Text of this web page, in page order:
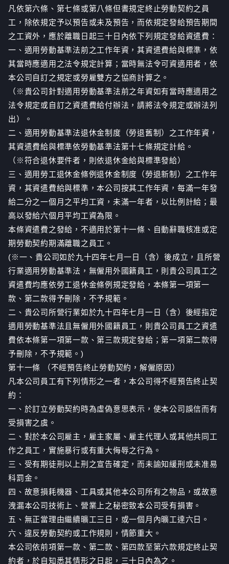
凡依第六條、第七條或第八條但書規定終止勞動契約之員
工，除依規定予以預告或未及預告，而依規定發給預告期間
之工資外，應於離職日起三十日內依下列規定發給資遣費：
一、適用勞動基準法前之工作年資，其資遣費給與標準，依
其當時應適用之法令規定計算；當時無法令可資適用者，依
本公司自訂之規定或勞雇雙方之協商計算之。
（※貴公司針對適用勞動基準法前之年資如有當時應適用之
法令規定或自訂之資遣費給付辦法，請將法令規定或辦法列
出）。
二、適用勞動基準法退休金制度（勞退舊制）之工作年資，
其資遣費給與標準依勞動基準法第十七條規定計給。
（※符合退休要件者，則依退休金給與標準發給）
三、適用勞工退休金條例退休金制度（勞退新制）之工作年
資，其資遣費給與標準，本公司按其工作年資，每滿一年發
給二分之一個月之平均工資，未滿一年者，以比例計給；最
高以發給六個月平均工資為限。
本條資遣費之發給，不適用於第十一條、自動辭職核准或定
期勞動契約期滿離職之員工。
(※一、貴公司如於九十四年七月一日（含）後成立，且所營
行業適用勞動基準法，無僱用外國籍員工，則貴公司員工之
資遣費均應依勞工退休金條例規定發給，本條第一項第一
款、第二款得予刪除，不予規範。
二、貴公司所營行業如於九十四年七月一日（含）後經指定
適用勞動基準法且無僱用外國籍員工，則貴公司員工之資遣
費依本條第一項第一款、第三款規定發給；第一項第二款得
予刪除，不予規範。)
第十一條 （不經預告終止勞動契約，解僱原因）
凡本公司員工有下列情形之一者，本公司得不經預告終止契
約：
一、於訂立勞動契約時為虛偽意思表示，使本公司誤信而有
受損害之虞。
二、對於本公司雇主，雇主家屬、雇主代理人或其他共同工
作之員工，實施暴行或有重大侮辱之行為。
三、受有期徒刑以上刑之宣告確定，而未諭知緩刑或未准易
科罰金。
四、故意損耗機器、工具或其他本公司所有之物品，或故意
洩漏本公司技術上、營業上之秘密致本公司受有損害。
五、無正當理由繼續曠工三日，或一個月內曠工達六日。
六、違反勞動契約或工作規則，情節重大。
本公司依前項第一款、第二款、第四款至第六款規定終止契
約者，於自知悉其情形之日起，三十日內為之。